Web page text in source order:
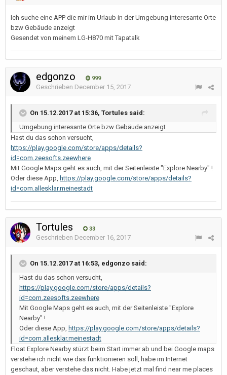
Ich suche eine APP die mir im Urlaub in der Umgebung interesante Orte
bzw Gebäude anzeigt
Gesendet von meinem LG-H870 mit Tapatalk
edgonzo 999
Geschrieben December 15, 2017
On 15.12.2017 at 15:36, Tortules said:
Umgebung interesante Orte bzw Gebäude anzeigt
Hast du das schon versucht,
https://play.google.com/store/apps/details?
id=com.zeesofts.zeewhere
Mit Google Maps geht es auch, mit der Seitenleiste "Explore Nearby" !
Oder diese App, https://play.google.com/store/apps/details?
id=com.allesklar.meinestadt
Tortules 33
Geschrieben December 16, 2017
On 15.12.2017 at 16:53, edgonzo said:
Hast du das schon versucht,
https://play.google.com/store/apps/details?
id=com.zeesofts.zeewhere
Mit Google Maps geht es auch, mit der Seitenleiste "Explore
Nearby" !
Oder diese App, https://play.google.com/store/apps/details?
id=com.allesklar.meinestadt
Float Explore Nearby stürzt beim Start immer ab und bei Google maps
verstehe ich nicht wie das funktionieren soll, habe im Internet
geschaut, aber verstehe das nicht. Habe jetzt mal find near me places